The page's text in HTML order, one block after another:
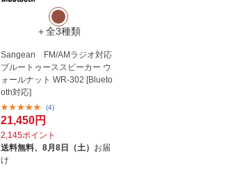
＋全3種類
Sangean FM/AMラジオ対応
ブルートゥーススピーカー ウ
ォールナット WR-302 [Blueto
oth対応]
(4)
21,450円
2,145ポイント
送料無料、 8月8日（土） お届
け